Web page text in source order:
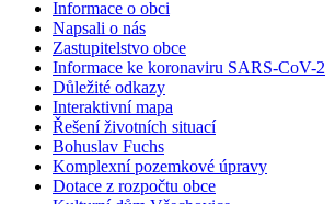
Informace o obci
Napsali o nás
Zastupitelstvo obce
Informace ke koronaviru SARS-CoV-2
Důležité odkazy
Interaktivní mapa
Řešení životních situací
Bohuslav Fuchs
Komplexní pozemkové úpravy
Dotace z rozpočtu obce